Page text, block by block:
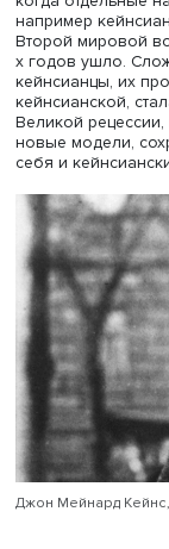
—Есть ли
обывателей?
— Я считаю, что
основном
позитивизм,
науке. То, что
В
наук, есть
верят 90%
называемые
и
учениями
например
способ
Нобелевскую
когда
например